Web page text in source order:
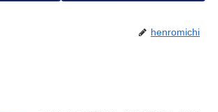
henromichi